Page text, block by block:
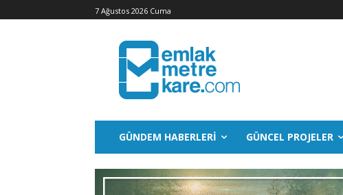
7 Ağustos 2026 Cuma
GÜNDEM HABERLERI GÜNCEL PROJELER